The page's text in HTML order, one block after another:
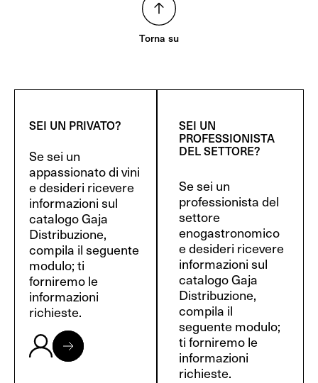
Torna su
SEI UN PRIVATO?
Se sei un
appassionato di vini
e desideri ricevere
informazioni sul
catalogo Gaja
Distribuzione,
compila il seguente
modulo; ti
forniremo le
informazioni
richieste.
SEI UN
PROFESSIONISTA
DEL SETTORE?
Se sei un
professionista del
settore
enogastronomico
e desideri ricevere
informazioni sul
catalogo Gaja
Distribuzione,
compila il
seguente modulo;
ti forniremo le
informazioni
richieste.